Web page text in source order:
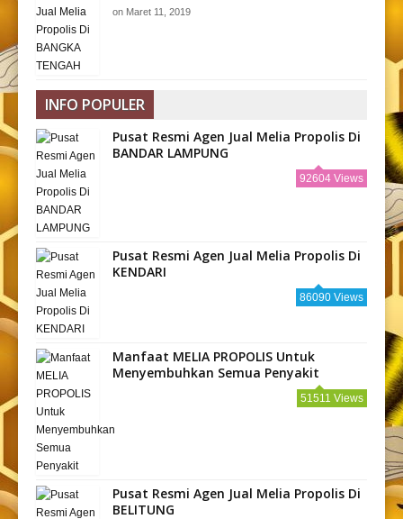
on Maret 11, 2019
INFO POPULER
Pusat Resmi Agen Jual Melia Propolis Di
BANDAR LAMPUNG
92604 Views
Pusat Resmi Agen Jual Melia Propolis Di
KENDARI
86090 Views
Manfaat MELIA PROPOLIS Untuk
Menyembuhkan Semua Penyakit
51511 Views
Pusat Resmi Agen Jual Melia Propolis Di
BELITUNG